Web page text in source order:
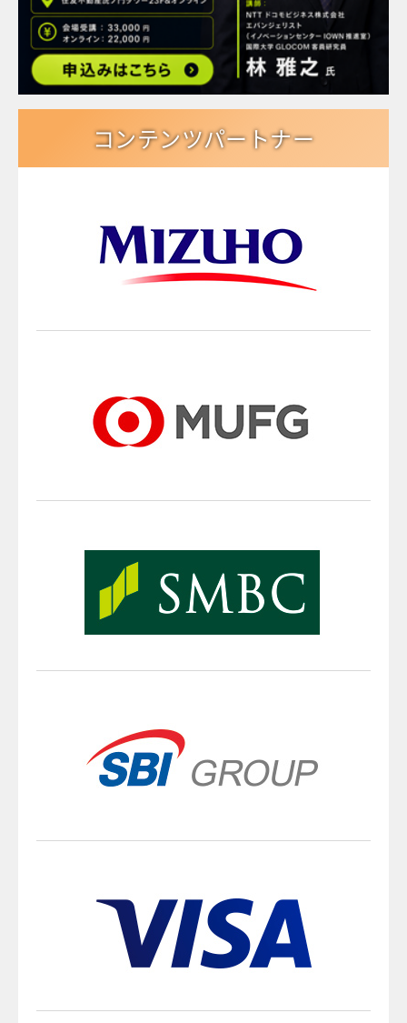
コンテンツパートナー